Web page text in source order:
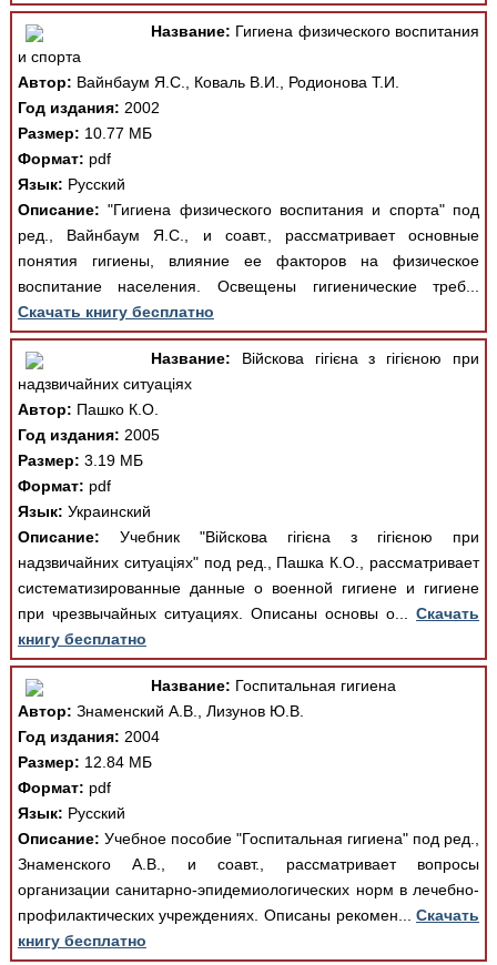
Название: Гигиена физического воспитания
и спорта
Автор: Вайнбаум Я.С., Коваль В.И., Родионова Т.И.
Год издания: 2002
Размер: 10.77 МБ
Формат: pdf
Язык: Русский
Описание: "Гигиена физического воспитания и спорта" под
ред., Вайнбаум Я.С., и соавт., рассматривает основные
понятия гигиены, влияние ее факторов на физическое
воспитание населения. Освещены гигиенические треб...
Скачать книгу бесплатно
Название: Війскова гігієна з гігієною при
надзвичайних ситуаціях
Автор: Пашко К.О.
Год издания: 2005
Размер: 3.19 МБ
Формат: pdf
Язык: Украинский
Описание: Учебник "Війскова гігієна з гігієною при
надзвичайних ситуаціях" под ред., Пашка К.О., рассматривает
систематизированные данные о военной гигиене и гигиене
при чрезвычайных ситуациях. Описаны основы о...Скачать
книгу бесплатно
Название: Госпитальная гигиена
Автор: Знаменский А.В., Лизунов Ю.В.
Год издания: 2004
Размер: 12.84 МБ
Формат: pdf
Язык: Русский
Описание: Учебное пособие "Госпитальная гигиена" под ред.,
Знаменского А.В., и соавт., рассматривает вопросы
организации санитарно-эпидемиологических норм в лечебно-
профилактических учреждениях. Описаны рекомен...Скачать
книгу бесплатно